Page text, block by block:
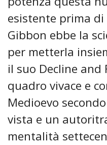
esistente prima
Gibbon ebbe la
per metterla
il suo Decline and
quadro vivace e
Medioevo
vista e un
mentalità